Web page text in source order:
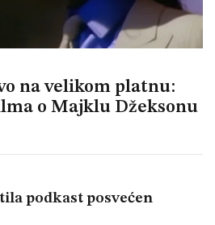
na velikom platnu:
o Majklu Džeksonu
podkast posvećen